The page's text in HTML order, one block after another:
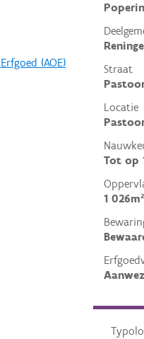
Straat
Locatie
Tot op
1 026m²
(AOE)